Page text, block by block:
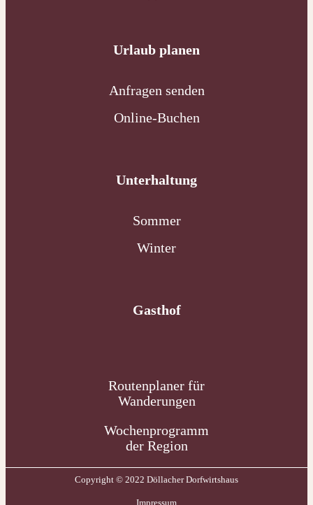
Urlaub planen
Anfragen senden
Online-Buchen
Unterhaltung
Sommer
Winter
Gasthof
Routenplaner für
Wanderungen
Wochenprogramm
der Region
Copyright © 2022 Döllacher Dorfwirtshaus
Impressum